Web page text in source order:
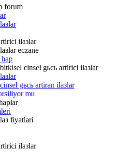
forum
ilaзlar
eczane
cinsel gьcь artirici ilaзlar
gьcь artiran ilaзlar
mu
fiyatlari
ilaзlar